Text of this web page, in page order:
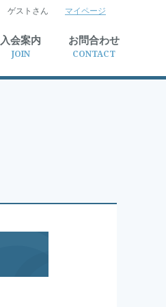
検索
ゲストさん マイページ
入会案内
JOIN
お問合わせ
CONTACT